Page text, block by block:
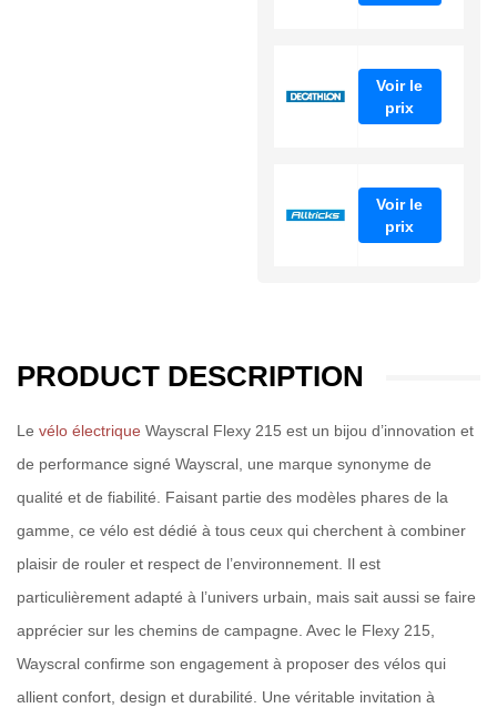
Voir le
prix
Voir le
prix
PRODUCT DESCRIPTION
Le vélo électrique Wayscral Flexy 215 est un bijou d’innovation et
de performance signé Wayscral, une marque synonyme de
qualité et de fiabilité. Faisant partie des modèles phares de la
gamme, ce vélo est dédié à tous ceux qui cherchent à combiner
plaisir de rouler et respect de l’environnement. Il est
particulièrement adapté à l’univers urbain, mais sait aussi se faire
apprécier sur les chemins de campagne. Avec le Flexy 215,
Wayscral confirme son engagement à proposer des vélos qui
allient confort, design et durabilité. Une véritable invitation à